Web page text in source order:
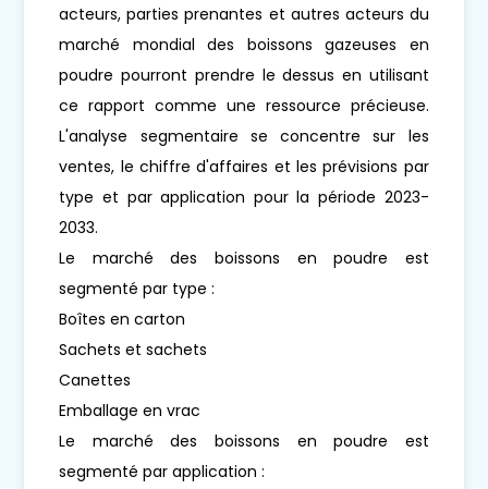
acteurs, parties prenantes et autres acteurs du
marché mondial des boissons gazeuses en
poudre pourront prendre le dessus en utilisant
ce rapport comme une ressource précieuse.
L'analyse segmentaire se concentre sur les
ventes, le chiffre d'affaires et les prévisions par
type et par application pour la période 2023-
2033.
Le marché des boissons en poudre est
segmenté par type :
Boîtes en carton
Sachets et sachets
Canettes
Emballage en vrac
Le marché des boissons en poudre est
segmenté par application :